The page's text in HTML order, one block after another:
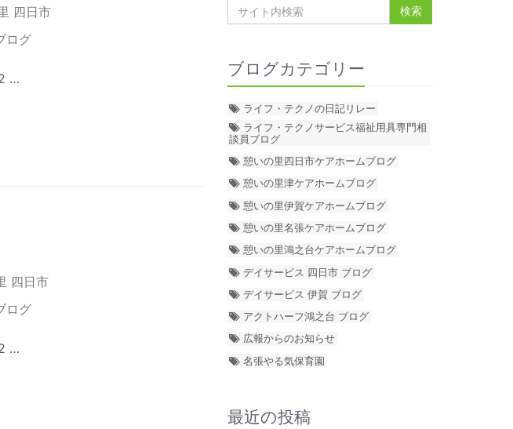
四日市
ログ
…
四日市
ログ
…
ブログカテゴリー
ライフ・テクノの日記リレー
ライフ・テクノサービス福祉用具専門相
談員ブログ
憩いの里四日市ケアホームブログ
憩いの里津ケアホームブログ
憩いの里伊賀ケアホームブログ
憩いの里名張ケアホームブログ
憩いの里鴻之台ケアホームブログ
デイサービス 四日市 ブログ
デイサービス 伊賀 ブログ
アクトハーフ鴻之台 ブログ
広報からのお知らせ
名張やる気保育園
最近の投稿